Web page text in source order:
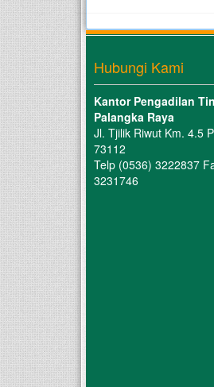
Hubungi Kami
Kantor Pengadilan
Palangka Raya
Jl. Tjilik Riwut Km. 4.5
73112
Telp (0536) 3222837
3231746